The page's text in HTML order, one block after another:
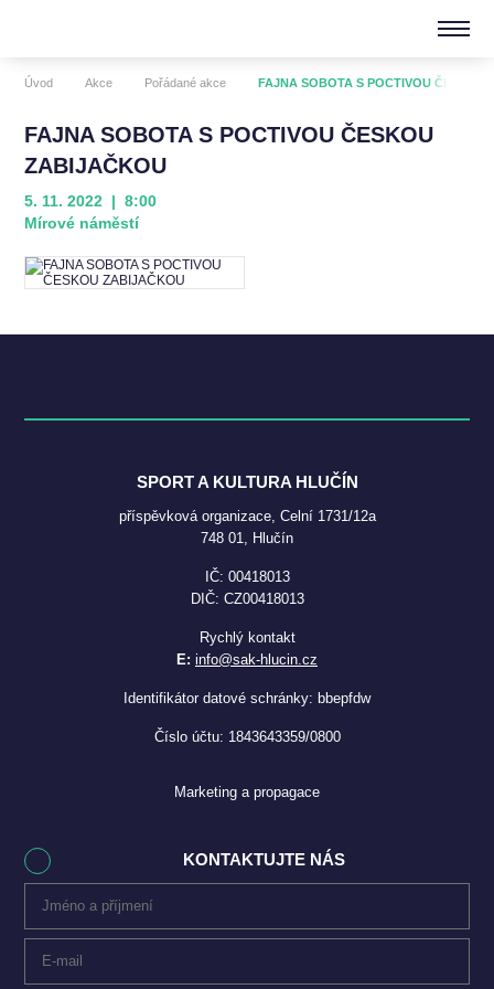
Úvod Akce Pořádané akce FAJNA SOBOTA S POCTIVOU ČESKOU
FAJNA SOBOTA S POCTIVOU ČESKOU
ZABIJAČKOU
5. 11. 2022 | 8:00
Mírové náměstí
SPORT A KULTURA HLUČÍN
příspěvková organizace, Celní 1731/12a
748 01, Hlučín
IČ: 00418013
DIČ: CZ00418013
Rychlý kontakt
E: info@sak-hlucin.cz
Identifikátor datové schránky: bbepfdw
Číslo účtu: 1843643359/0800
Marketing a propagace
KONTAKTUJTE NÁS